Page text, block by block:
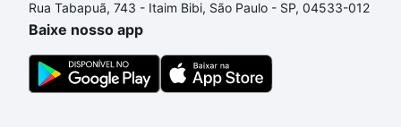
custa comprar um apartamento e conte com a
gente para comprar o imóvel dos seus sonhos com
segurança e conforto. Loft, com você até as
chaves.
Rua Tabapuã, 743 - Itaim Bibi, São Paulo - SP, 04533-012
Baixe nosso app